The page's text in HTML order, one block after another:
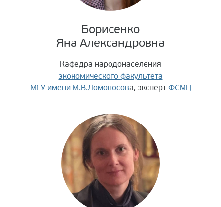
Борисенко
Яна Александровна
Кафедра народонаселения
экономического факультета
МГУ имени М.В.Ломоносова, эксперт ФСМЦ